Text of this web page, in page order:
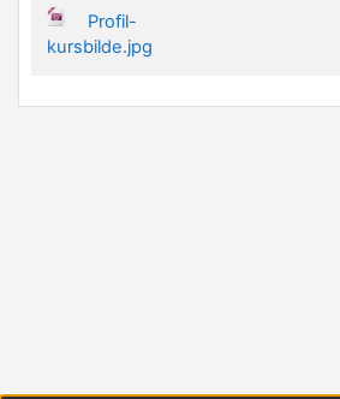
Profil-
kursbilde.jpg